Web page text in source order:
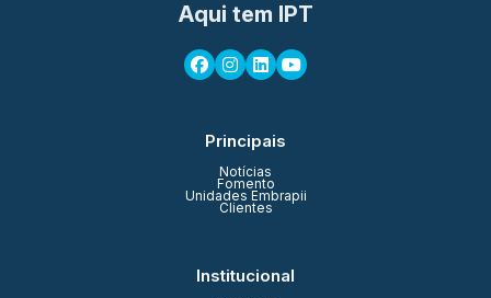
Aqui tem IPT
Principais
Notícias
Fomento
Unidades Embrapii
Clientes
Institucional